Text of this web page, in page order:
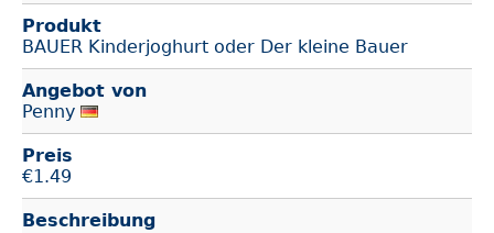
Produkt
BAUER Kinderjoghurt oder Der kleine Bauer
Angebot von
Penny
Preis
€1.49
Beschreibung